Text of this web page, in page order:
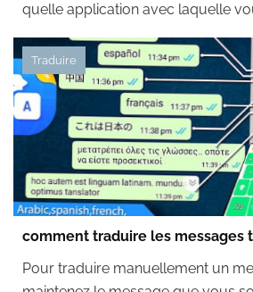
quelle application avec laquelle
Traduire
comment traduire les messages
Pour traduire manuellement un